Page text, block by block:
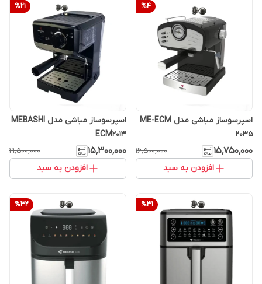
%4
اسپرسوساز مباشی مدل ME-ECM
2035
۱۵٬۷۵۰٬۰۰۰ ۱۶٬۵۰۰٬۰۰۰
افزودن به سبد
%21
اسپرسوساز مباشی مدل MEBASHI
ECM2013
۱۵٬۳۰۰٬۰۰۰ ۱۹٬۵۰۰٬۰۰۰
افزودن به سبد
%31
%32